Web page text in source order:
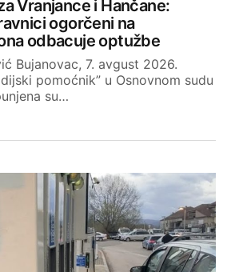
Vranjance i Hančane:
ogorčeni na
odbacuje optužbe
Bujanovac, 7. avgust 2026.
pomoćnik” u Osnovnom sudu
su…